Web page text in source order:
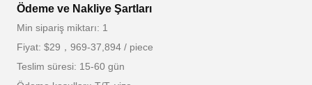
Ödeme ve Nakliye Şartları
Min sipariş miktarı: 1
Fiyat: $29，969-37,894 / piece
Teslim süresi: 15-60 gün